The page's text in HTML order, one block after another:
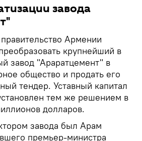
завода
Армении
крупнейший в
завод "Араратцемент" в
общество и продать его
тендер. Уставный капитал
тем же решением в
долларов.
завода был Арам
премьер-министра